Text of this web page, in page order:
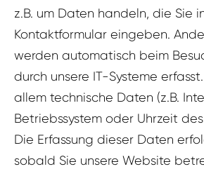
z.B. um Daten handeln, die Sie
Kontaktformular eingeben.
werden automatisch beim
durch unsere IT-Systeme
allem technische Daten (z.B.
Betriebssystem oder Uhrzeit
Die Erfassung dieser Daten
sobald Sie unsere Website